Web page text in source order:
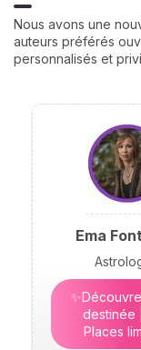
Nous avons une
auteurs préférés
personnalisés et
Ema
destinée
Places